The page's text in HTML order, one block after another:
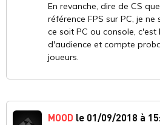
En revanche, dire de CS
référence FPS sur PC, je
ce soit PC ou console,
d'audience et compte
joueurs.
MOOD le 01/09/2018 à